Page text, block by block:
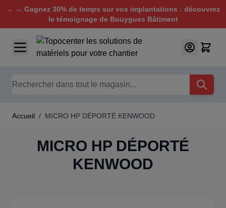
→ → Gagnez 30% de temps sur vos implantations : découvrez
le témoignage de Bouygues Bâtiment
Aller au contenu
Chercher
Accueil / MICRO HP DÉPORTÉ KENWOOD
MICRO HP DÉPORTÉ
KENWOOD